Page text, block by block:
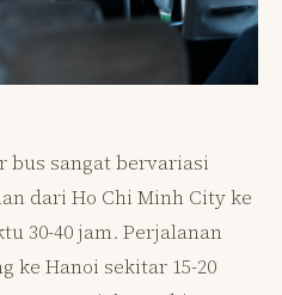
bus sangat bervariasi
dari Ho Chi Minh City ke
30-40 jam. Perjalanan
ke Hanoi sekitar 15-20